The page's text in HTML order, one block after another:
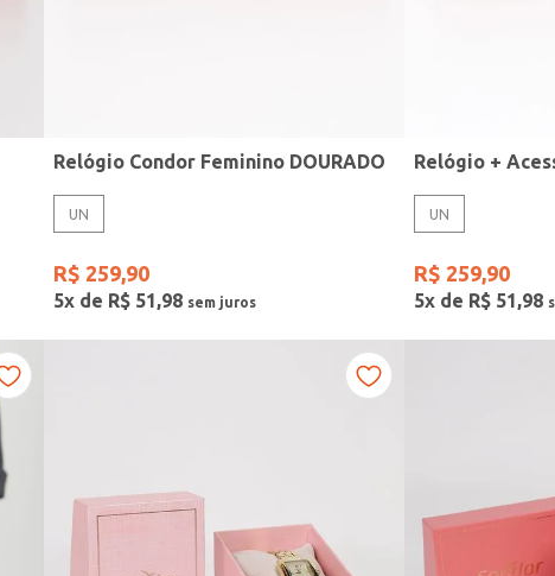
Relógio Condor Feminino DOURADO
UN
R$ 259,90
5x de R$ 51,98
UN
R$ 259,90
5x de R$ 51,98